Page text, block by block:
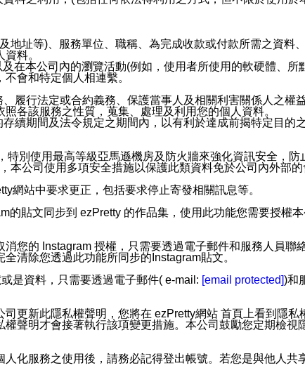
址等)、服務單位、職稱、為完成收款或付款所需之資料
料。
在本公司內的瀏覽活動(例如，使用者所使用的軟硬體、
會和特定個人相連繫。
履行法定或合約義務、保護當事人及相關利害關係人之權
各該服務之性質，蒐集、處理及利用您的個人資料。
續期間及法令規定之期間內，以有利於達成前揭特定目的
別使用最高等級亞馬遜機房及防火牆來強化資訊安全，防
公司使用多項安全措施以保護此類資料免於公司內外部的
網站中要求更正，包括要求停止寄發相關訊息等。
貼文同步到 ezPretty 的作品集，使用此功能您需要授權
您的 Instagram 授權，只需要透過電子郵件和服務人員聯
清除您透過此功能所同步的Instagram貼文。
是資料，只需要透過電子郵件( e-mail: [email protected])和
更新此隱私權聲明，您將在 ezPretty網站 首頁上看到隱
聲明才會接著執行該項變更措施。本公司鼓勵您定期檢視
化服務之使用後，請務必記得登出帳號。若您是與他人共